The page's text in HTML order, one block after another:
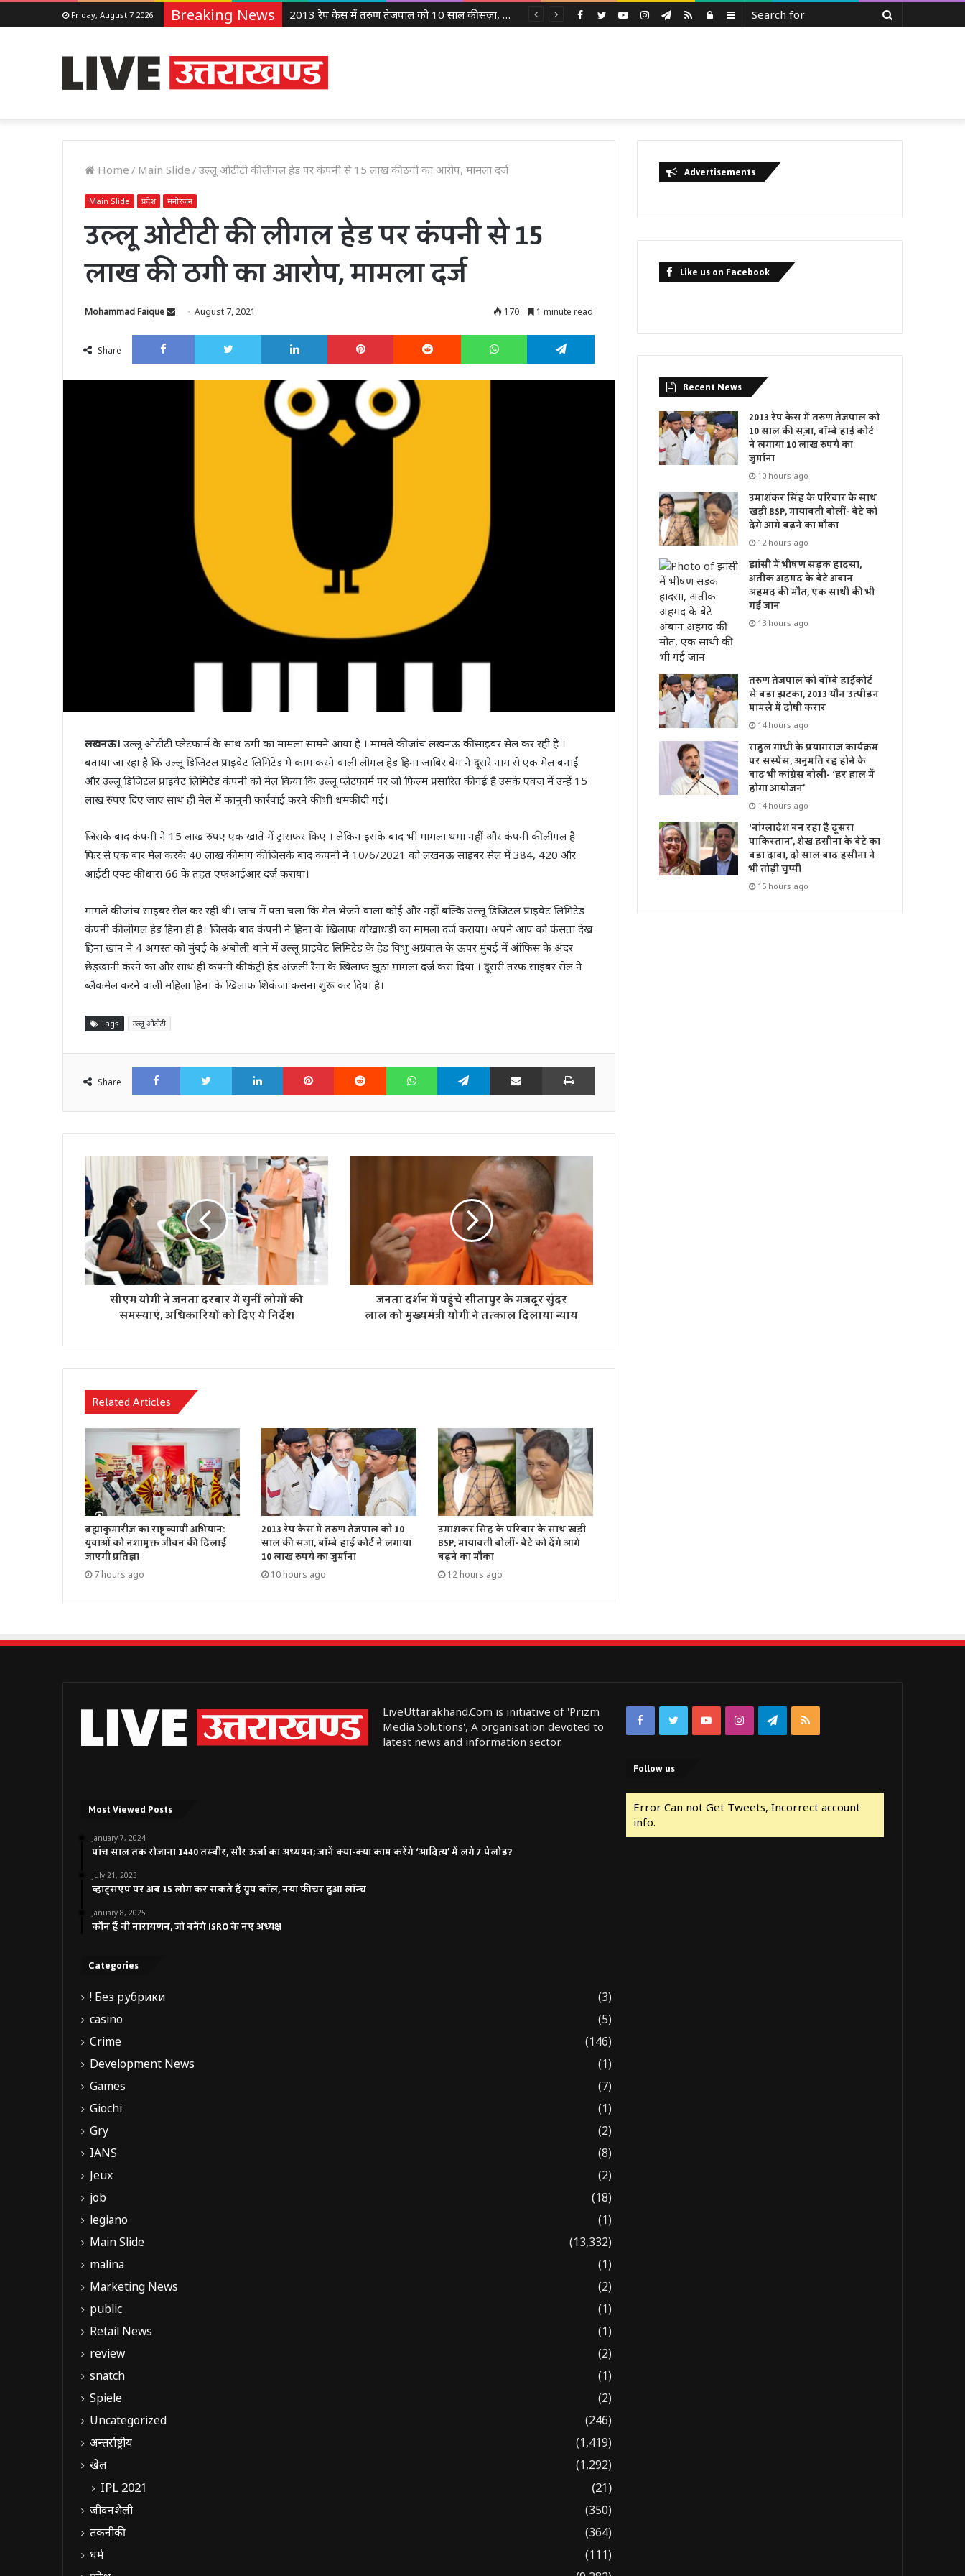
Friday, August 7 2026 Breaking News 2013 रेप केस में तरुण तेजपाल को 10 साल की सज़ा, बॉम्बे हाई कोर्ट ने लगाया 10 लाख रुपये का जुर्माना Sidebar
Log
RSS
Telegram
Instagram
YouTube
Twitter
Facebook
Home / Main Slide /उल्लू ओटीटी की लीगल हेड पर कंपनी से 15 लाख की ठगी का आरोप, मामला दर्ज
Main Slide प्रदेश मनोरंजन
उल्लू ओटीटी की लीगल हेड पर कंपनी से 15
लाख की ठगी का आरोप, मामला दर्ज
Mohammad Faique
SendAugust 7, 2021 170 1 minute read
Share
Facebook Twitter LinkedIn Pinterest Reddit WhatsApp Telegram
लखनऊ। उल्लू ओटीटी प्लेटफार्म के साथ ठगी का मामला सामने आया है । मामले की जांच लखनऊ की साइबर सेल कर रही है ।
बताया जा रहा है कि उल्लू डिजिटल प्राइवेट लिमिटेड मे काम करने वाली लीगल हेड हिना जाबिर बेग ने दूसरे नाम से एक मेल बनाई
और उल्लू डिजिटल प्राइवेट लिमिटेड कंपनी को मेल किया कि उल्लू प्लेटफार्म पर जो फिल्म प्रसारित की गई है उसके एवज में उन्हें 15
लाख रुपए दिए जाए साथ ही मेल में कानूनी कार्रवाई करने की भी धमकी दी गई।
जिसके बाद कंपनी ने 15 लाख रुपए एक खाते में ट्रांसफर किए । लेकिन इसके बाद भी मामला थमा नहीं और कंपनी की लीगल है
फिर से एक बार मेल करके 40 लाख की मांग की जिसके बाद कंपनी ने 10/6/2021 को लखनऊ साइबर सेल में 384, 420 और
आईटी एक्ट की धारा 66 के तहत एफआईआर दर्ज कराया।
मामले की जांच साइबर सेल कर रही थी। जांच में पता चला कि मेल भेजने वाला कोई और नहीं बल्कि उल्लू डिजिटल प्राइवेट लिमिटेड
कंपनी की लीगल हेड हिना ही है। जिसके बाद कंपनी ने हिना के खिलाफ धोखाधड़ी का मामला दर्ज कराया। अपने आप को फंसता देख
हिना खान ने 4 अगस्त को मुंबई के अंबोली थाने में उल्लू प्राइवेट लिमिटेड के हेड विभु अग्रवाल के ऊपर मुंबई में ऑफिस के अंदर
छेड़खानी करने का और साथ ही कंपनी की कंट्री हेड अंजली रैना के खिलाफ झूठा मामला दर्ज करा दिया । दूसरी तरफ साइबर सेल ने
ब्लैकमेल करने वाली महिला हिना के खिलाफ शिकंजा कसना शुरू कर दिया है।
Tags उल्लू ओटीटी
Share
FacebookTwitter LinkedIn Pinterest Reddit WhatsAppTelegram Share via Email Print
सीएम योगी ने जनता दरबार में सुनीं लोगों की
समस्याएं, अधिकारियों को दिए ये निर्देश
जनता दर्शन में पहुंचे सीतापुर के मजदूर सुंदर
लाल को मुख्‍यमंत्री योगी ने तत्काल दिलाया न्याय
Related Articles
ब्रह्माकुमारीज़ का राष्ट्रव्यापी अभियान:
युवाओं को नशामुक्त जीवन की दिलाई
जाएगी प्रतिज्ञा
7 hours ago
2013 रेप केस में तरुण तेजपाल को 10
साल की सज़ा, बॉम्बे हाई कोर्ट ने लगाया
10 लाख रुपये का जुर्माना
10 hours ago
उमाशंकर सिंह के परिवार के साथ खड़ी
BSP, मायावती बोलीं- बेटे को देंगे आगे
बढ़ने का मौका
12 hours ago
Advertisements
Like us on Facebook
Recent News
2013 रेप केस में तरुण तेजपाल को
10 साल की सज़ा, बॉम्बे हाई कोर्ट
ने लगाया 10 लाख रुपये का
जुर्माना
10 hours ago
उमाशंकर सिंह के परिवार के साथ
खड़ी BSP, मायावती बोलीं- बेटे को
देंगे आगे बढ़ने का मौका
12 hours ago
झांसी में भीषण सड़क हादसा,
अतीक अहमद के बेटे अबान
अहमद की मौत, एक साथी की भी
गई जान
13 hours ago
तरुण तेजपाल को बॉम्बे हाईकोर्ट
से बड़ा झटका, 2013 यौन उत्पीड़न
मामले में दोषी करार
14 hours ago
राहुल गांधी के प्रयागराज कार्यक्रम
पर सस्पेंस, अनुमति रद्द होने के
बाद भी कांग्रेस बोली- ‘हर हाल में
होगा आयोजन’
14 hours ago
‘बांग्लादेश बन रहा है दूसरा
पाकिस्तान’, शेख हसीना के बेटे का
बड़ा दावा, दो साल बाद हसीना ने
भी तोड़ी चुप्पी
15 hours ago
LiveUttarakhand.Com is initiative of 'Prizm
Media Solutions', A organisation devoted to
latest news and information sector.
Most Viewed Posts
January 7, 2024
पांच साल तक रोजाना 1440 तस्वीर, सौर ऊर्जा का अध्ययन; जानें क्या-क्या काम करेंगे ‘आदित्य’ में लगे 7 पेलोड?
July 21, 2023
व्हाट्सएप पर अब 15 लोग कर सकते हैं ग्रुप कॉल, नया फीचर हुआ लॉन्च
January 8, 2025
कौन हैं वी नारायणन, जो बनेंगे ISRO के नए अध्यक्ष
Categories
! Без рубрики
(3)
casino
(5)
Crime
(146)
Development News
(1)
Games
(7)
Giochi
(1)
Gry
(2)
IANS
(8)
Jeux
(2)
job
(18)
legiano
(1)
Main Slide
(13,332)
malina
(1)
Marketing News
(2)
public
(1)
Retail News
(1)
review
(2)
snatch
(1)
Spiele
(2)
Uncategorized
(246)
अन्तर्राष्ट्रीय
(1,419)
खेल
(1,292)
IPL 2021 (21)
जीवनशैली
(350)
तकनीकी
(364)
धर्म
(111)
FacebookTwitterYouTubeInstagramTelegram
RSS
Follow us
Error Can not Get Tweets, Incorrect account
info.